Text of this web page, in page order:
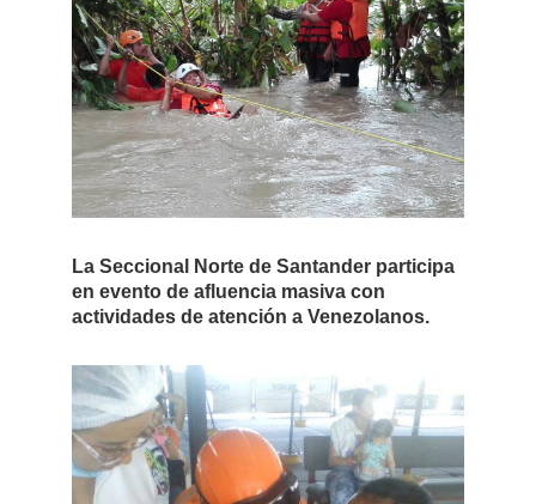
La Seccional Norte de Santander participa
en evento de afluencia masiva con
actividades de atención a Venezolanos.